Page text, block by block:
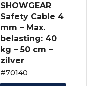
SHOWGEAR
Safety Cable 4
mm – Max.
belasting: 40
kg – 50 cm –
zilver
#70140